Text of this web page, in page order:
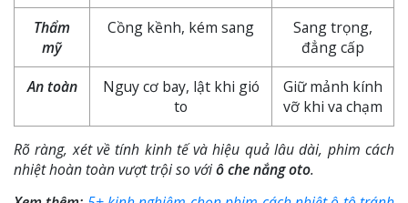
Thẩm
mỹ
Cồng kềnh, kém sang
Sang trọng,
đẳng cấp
An toàn
Nguy cơ bay, lật khi gió
to
Giữ mảnh kính
vỡ khi va chạm
Rõ ràng, xét về tính kinh tế và hiệu quả lâu dài, phim cách
nhiệt hoàn toàn vượt trội so vớiô che nắng oto.